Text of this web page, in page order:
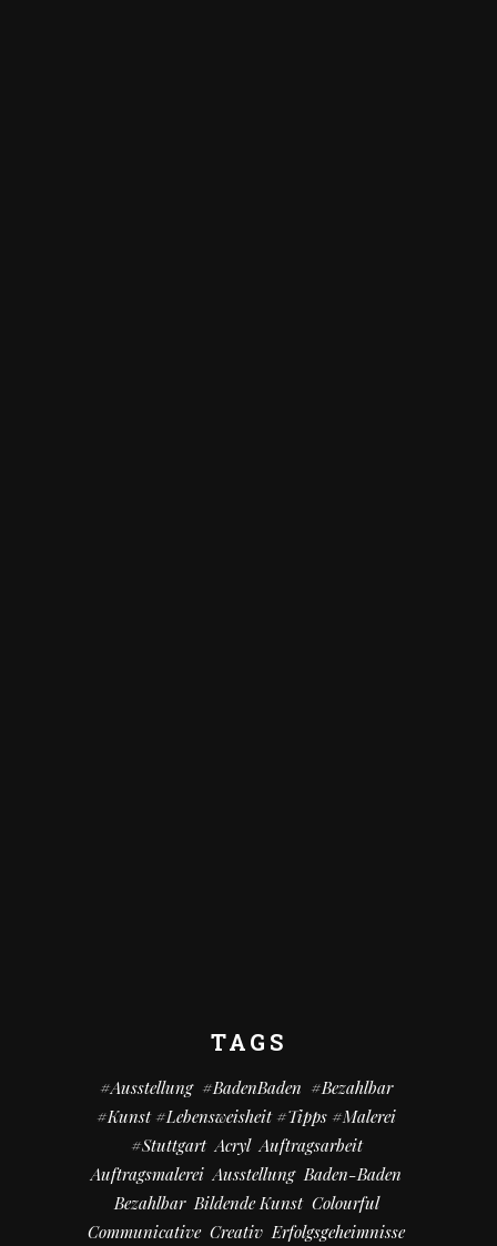
TAGS
#Ausstellung #BadenBaden #bezahlbar
#kunst #Lebensweisheit #Tipps #Malerei
#Stuttgart Acryl Auftragsarbeit
Auftragsmalerei Ausstellung Baden-Baden
Bezahlbar Bildende Kunst Colourful
Communicative Creativ Erfolgsgeheimnisse